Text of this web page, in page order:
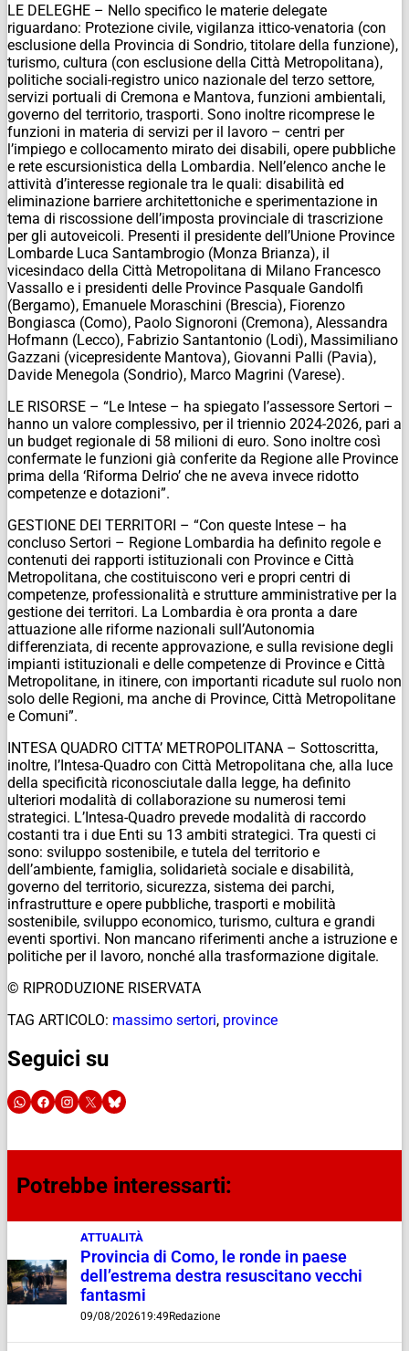
LE DELEGHE – Nello specifico le materie delegate
riguardano: Protezione civile, vigilanza ittico-venatoria (con
esclusione della Provincia di Sondrio, titolare della funzione),
turismo, cultura (con esclusione della Città Metropolitana),
politiche sociali-registro unico nazionale del terzo settore,
servizi portuali di Cremona e Mantova, funzioni ambientali,
governo del territorio, trasporti. Sono inoltre ricomprese le
funzioni in materia di servizi per il lavoro – centri per
l’impiego e collocamento mirato dei disabili, opere pubbliche
e rete escursionistica della Lombardia. Nell’elenco anche le
attività d’interesse regionale tra le quali: disabilità ed
eliminazione barriere architettoniche e sperimentazione in
tema di riscossione dell’imposta provinciale di trascrizione
per gli autoveicoli. Presenti il presidente dell’Unione Province
Lombarde Luca Santambrogio (Monza Brianza), il
vicesindaco della Città Metropolitana di Milano Francesco
Vassallo e i presidenti delle Province Pasquale Gandolfi
(Bergamo), Emanuele Moraschini (Brescia), Fiorenzo
Bongiasca (Como), Paolo Signoroni (Cremona), Alessandra
Hofmann (Lecco), Fabrizio Santantonio (Lodi), Massimiliano
Gazzani (vicepresidente Mantova), Giovanni Palli (Pavia),
Davide Menegola (Sondrio), Marco Magrini (Varese).
LE RISORSE – “Le Intese – ha spiegato l’assessore Sertori –
hanno un valore complessivo, per il triennio 2024-2026, pari a
un budget regionale di 58 milioni di euro. Sono inoltre così
confermate le funzioni già conferite da Regione alle Province
prima della ‘Riforma Delrio’ che ne aveva invece ridotto
competenze e dotazioni”.
GESTIONE DEI TERRITORI – “Con queste Intese – ha
concluso Sertori – Regione Lombardia ha definito regole e
contenuti dei rapporti istituzionali con Province e Città
Metropolitana, che costituiscono veri e propri centri di
competenze, professionalità e strutture amministrative per la
gestione dei territori. La Lombardia è ora pronta a dare
attuazione alle riforme nazionali sull’Autonomia
differenziata, di recente approvazione, e sulla revisione degli
impianti istituzionali e delle competenze di Province e Città
Metropolitane, in itinere, con importanti ricadute sul ruolo non
solo delle Regioni, ma anche di Province, Città Metropolitane
e Comuni”.
INTESA QUADRO CITTA’ METROPOLITANA – Sottoscritta,
inoltre, l’Intesa-Quadro con Città Metropolitana che, alla luce
della specificità riconosciutale dalla legge, ha definito
ulteriori modalità di collaborazione su numerosi temi
strategici. L’Intesa-Quadro prevede modalità di raccordo
costanti tra i due Enti su 13 ambiti strategici. Tra questi ci
sono: sviluppo sostenibile, e tutela del territorio e
dell’ambiente, famiglia, solidarietà sociale e disabilità,
governo del territorio, sicurezza, sistema dei parchi,
infrastrutture e opere pubbliche, trasporti e mobilità
sostenibile, sviluppo economico, turismo, cultura e grandi
eventi sportivi. Non mancano riferimenti anche a istruzione e
politiche per il lavoro, nonché alla trasformazione digitale.
© RIPRODUZIONE RISERVATA
TAG ARTICOLO: massimo sertori, province
Seguici su
Potrebbe interessarti:
ATTUALITÀ
Provincia di Como, le ronde in paese
dell’estrema destra resuscitano vecchi
fantasmi
09/08/202619:49 Redazione